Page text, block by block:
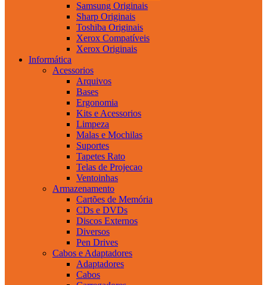
Samsung Originais
Sharp Originais
Toshiba Originais
Xerox Compatíveis
Xerox Originais
Informática
Acessorios
Arquivos
Bases
Ergonomia
Kits e Acessorios
Limpeza
Malas e Mochilas
Suportes
Tapetes Rato
Telas de Projecao
Ventoinhas
Armazenamento
Cartões de Memória
CDs e DVDs
Discos Externos
Diversos
Pen Drives
Cabos e Adaptadores
Adaptadores
Cabos